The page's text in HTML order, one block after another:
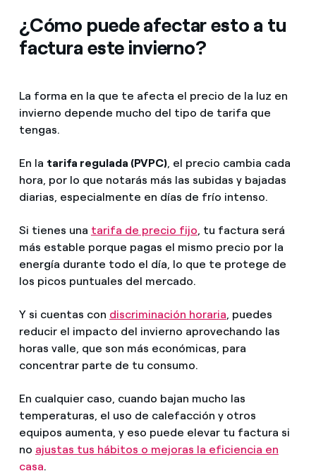
¿Cómo puede afectar esto a tu
factura este invierno?
La forma en la que te afecta el precio de la luz en
invierno depende mucho del tipo de tarifa que
tengas.
En la tarifa regulada (PVPC) , el precio cambia cada
hora, por lo que notarás más las subidas y bajadas
diarias, especialmente en días de frío intenso.
Si tienes una tarifa de precio fijo , tu factura será
más estable porque pagas el mismo precio por la
energía durante todo el día, lo que te protege de
los picos puntuales del mercado.
Y si cuentas con discriminación horaria, puedes
reducir el impacto del invierno aprovechando las
horas valle, que son más económicas, para
concentrar parte de tu consumo.
En cualquier caso, cuando bajan mucho las
temperaturas, el uso de calefacción y otros
equipos aumenta, y eso puede elevar tu factura si
no ajustas tus hábitos o mejoras la eficiencia en
casa.